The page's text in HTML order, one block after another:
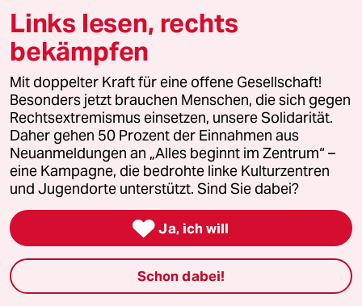
Podcast
bundestalk
fernverbindung
klima update°
Mauerecho
Freie Rede
Links lesen, rechts
bekämpfen
Mit doppelter Kraft für eine offene Gesellschaft!
Besonders jetzt brauchen Menschen, die sich gegen
Rechtsextremismus einsetzen, unsere Solidarität.
Daher gehen 50 Prozent der Einnahmen aus
Neuanmeldungen an „Alles beginnt im Zentrum“ –
eine Kampagne, die bedrohte linke Kulturzentren
und Jugendorte unterstützt. Sind Sie dabei?
 Ja, ich will
Schon dabei!